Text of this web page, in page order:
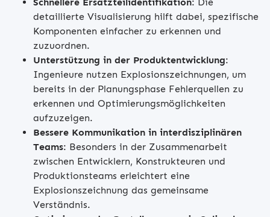
detaillierte Visualisierung hilft dabei, spezifische
Komponenten einfacher zu erkennen und
zuzuordnen.
Unterstützung in der Produktentwicklung:
Ingenieure nutzen Explosionszeichnungen, um
bereits in der Planungsphase Fehlerquellen zu
erkennen und Optimierungsmöglichkeiten
aufzuzeigen.
Bessere Kommunikation in interdisziplinären
Teams: Besonders in der Zusammenarbeit
zwischen Entwicklern, Konstrukteuren und
Produktionsteams erleichtert eine
Explosionszeichnung das gemeinsame
Verständnis.